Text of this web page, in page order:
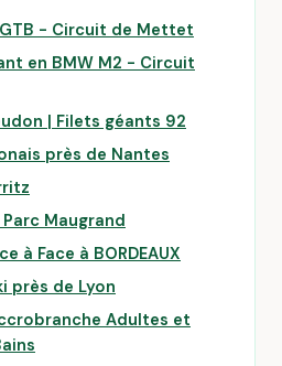
- Circuit de Mettet
en BMW M2 - Circuit
| Filets géants 92
près de Nantes
Maugrand
à Face à BORDEAUX
près de Lyon
Adultes et